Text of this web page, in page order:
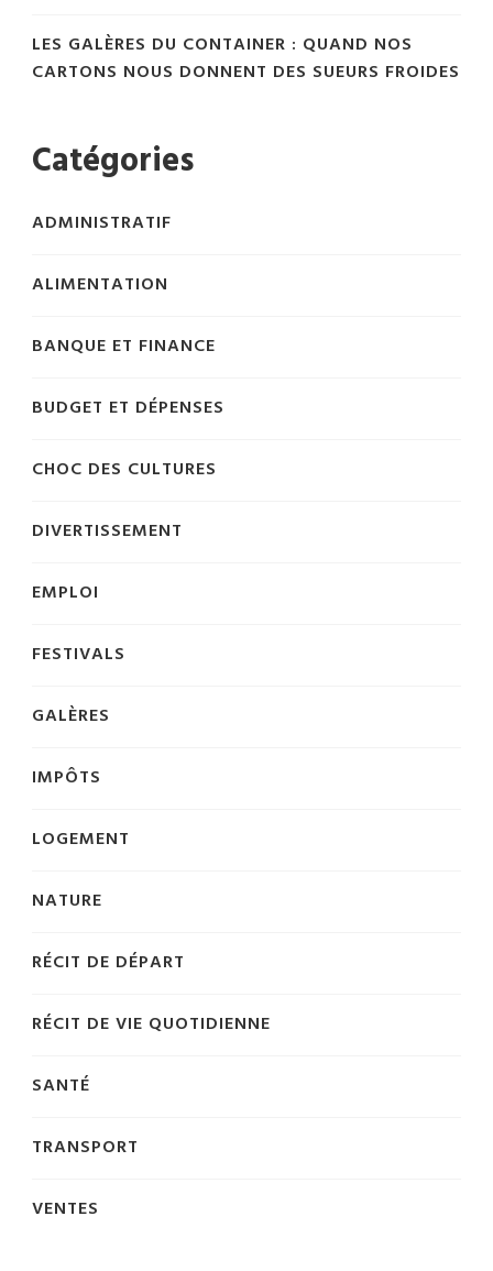
LES GALÈRES DU CONTAINER : QUAND NOS
CARTONS NOUS DONNENT DES SUEURS FROIDES
Catégories
ADMINISTRATIF
ALIMENTATION
BANQUE ET FINANCE
BUDGET ET DÉPENSES
CHOC DES CULTURES
DIVERTISSEMENT
EMPLOI
FESTIVALS
GALÈRES
IMPÔTS
LOGEMENT
NATURE
RÉCIT DE DÉPART
RÉCIT DE VIE QUOTIDIENNE
SANTÉ
TRANSPORT
VENTES